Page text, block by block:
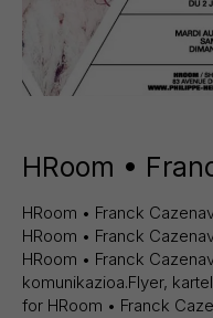
HRoom •
HRoom • Franck
HRoom • Franck
HRoom • Franck
komunikazioa.Flyer,
for HRoom • Franck